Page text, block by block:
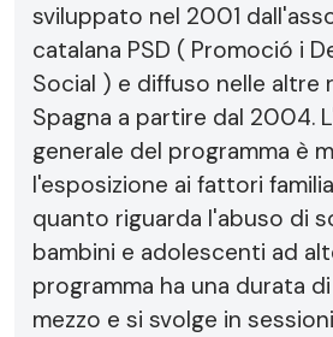
sviluppato nel 2001
catalana PSD ( Promoció i
Social ) e diffuso nelle altre
Spagna a partire dal 2004.
generale del programma è
l'esposizione ai fattori
quanto riguarda l'abuso di
bambini e adolescenti ad
programma ha una durata
mezzo e si svolge in